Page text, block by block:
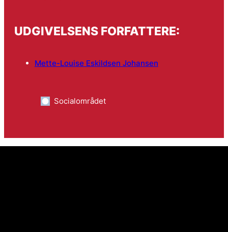
UDGIVELSENS FORFATTERE:
Mette-Louise Eskildsen Johansen
Socialområdet